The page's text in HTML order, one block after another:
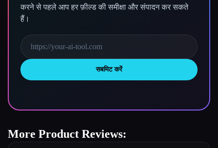
करने से पहले आप हर फ़ील्ड की समीक्षा और संपादन कर सकते
हैं।
सबमिट करें
More Product Reviews: